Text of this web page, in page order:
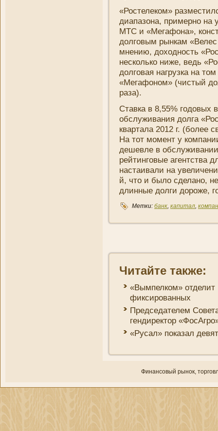
«Ростелеком»
диапазона, примерно на
МТС и «Мегафона»,
долговым рынкам
мнени­ю, доходность
несколько ни­же, ведь
долговая нагрузка на
«Мегафоном» (чистый
раза).
Ставка в 8,55% годовых
обслуживани­я долга
квартала 2012 г. (более
На тот момент у
дешевле в
рейтинговые агентства
настаивали на
й, что и было сделано,
длинные долги дороже,
Метки: банк, капитал,
Читайте также:
«Вымпелком»
фиксированных
Председателем
гендиректор
«Русал» показал
Финансовый рынок,